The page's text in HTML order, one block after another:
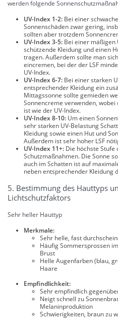
werden folgende
UV-Index 1-2: Bei einer
Sonnenschäden zwar gering,
sollten aber trotzdem
UV-Index 3-5: Bei einer mäßigen
schützende Kleidung und einen
tragen. Außerdem sollte man
eincremen, bei der der LSF
UV-Index.
UV-Index 6-7: Bei einer starken
entsprechender Kleidung ein
Mittagssonne sollte gemieden
Sonnencreme verwenden,
ist wie der UV-Index.
UV-Index 8-10: Um einen
sehr starken UV-Belastung
Kleidung sowie einen Hut und
Außerdem ist sehr hoher LSF
UV-Index 11+: Die höchste
Schutzmaßnahmen. Die Sonne
auch im Schatten ist auf
neben entsprechender Kleidung
5. Bestimmung des Hauttyps
Lichtschutzfaktors
Sehr heller Hauttyp
Merkmale:
Sehr helle, fast
Häufig Sommersprossen
Brust
Helle Augenfarben (blau,
Haare
Empfindlichkeit:
Sehr empfindlich
Neigt schnell zu
Melaninproduktion
Schwierigkeiten, braun zu